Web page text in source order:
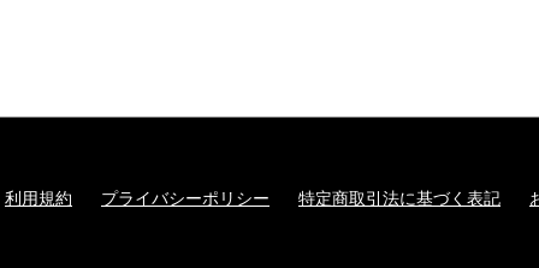
利用規約 プライバシーポリシー 特定商取引法に基づく表記